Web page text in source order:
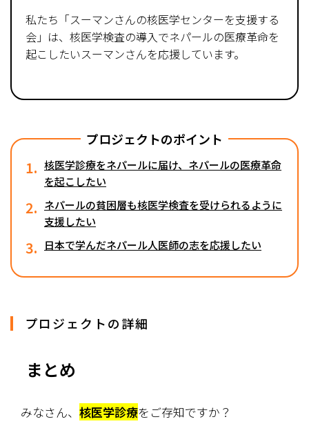
私たち「スーマンさんの核医学センターを支援する
会」は、核医学検査の導入でネパールの医療革命を
起こしたいスーマンさんを応援しています。
プロジェクトのポイント
1. 核医学診療をネパールに届け、ネパールの医療革命
を起こしたい
2. ネパールの貧困層も核医学検査を受けられるように
支援したい
3. 日本で学んだネパール人医師の志を応援したい
プロジェクトの詳細
まとめ
みなさん、 核医学診療をご存知ですか？